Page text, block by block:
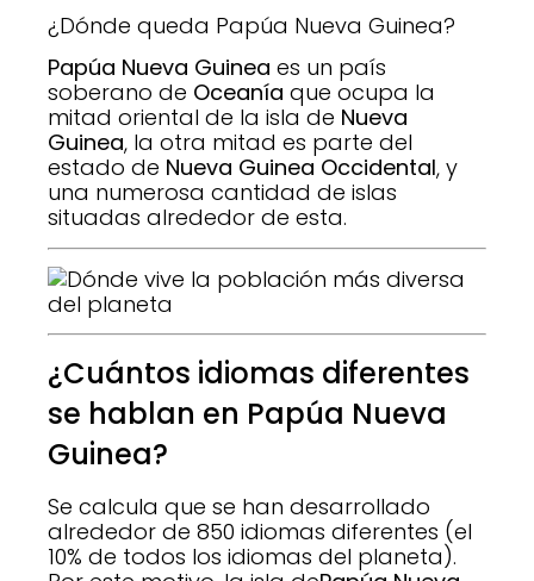
¿Dónde queda Papúa Nueva Guinea?
Papúa Nueva Guinea es un país
soberano de Oceanía que ocupa la
mitad oriental de la isla de Nueva
Guinea, la otra mitad es parte del
estado de Nueva Guinea Occidental, y
una numerosa cantidad de islas
situadas alrededor de esta.
¿Cuántos idiomas diferentes
se hablan en Papúa Nueva
Guinea?
Se calcula que se han desarrollado
alrededor de 850 idiomas diferentes (el
10% de todos los idiomas del planeta).